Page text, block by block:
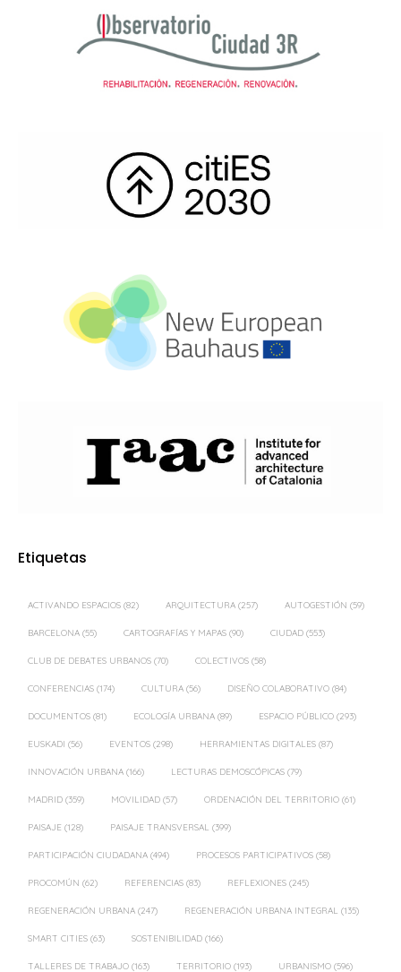
Etiquetas
ACTIVANDO ESPACIOS (82) ARQUITECTURA (257) AUTOGESTIÓN (59)
BARCELONA (55) CARTOGRAFÍAS Y MAPAS (90) CIUDAD (553)
CLUB DE DEBATES URBANOS (70) COLECTIVOS (58)
CONFERENCIAS (174) CULTURA (56) DISEÑO COLABORATIVO (84)
DOCUMENTOS (81) ECOLOGÍA URBANA (89) ESPACIO PÚBLICO (293)
EUSKADI (56) EVENTOS (298) HERRAMIENTAS DIGITALES (87)
INNOVACIÓN URBANA (166) LECTURAS DEMOSCÓPICAS (79)
MADRID (359) MOVILIDAD (57) ORDENACIÓN DEL TERRITORIO (61)
PAISAJE (128) PAISAJE TRANSVERSAL (399)
PARTICIPACIÓN CIUDADANA (494) PROCESOS PARTICIPATIVOS (58)
PROCOMÚN (62) REFERENCIAS (83) REFLEXIONES (245)
REGENERACIÓN URBANA (247) REGENERACIÓN URBANA INTEGRAL (135)
SMART CITIES (63) SOSTENIBILIDAD (166)
TALLERES DE TRABAJO (163) TERRITORIO (193) URBANISMO (596)